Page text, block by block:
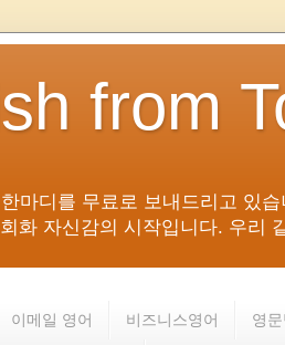
from
마디를 무료로 보내드리고 있
화 자신감의 시작입니다. 우리
이메일 영어 비즈니스영어 영